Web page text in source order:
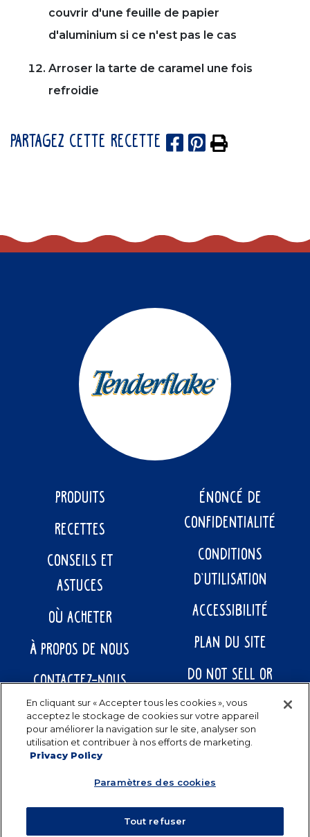
couvrir d'une feuille de papier
d'aluminium si ce n'est pas le cas
Arroser la tarte de caramel une fois
refroidie
PARTAGEZ CETTE RECETTE
PRODUITS
RECETTES
CONSEILS ET
ASTUCES
OÙ ACHETER
À PROPOS DE NOUS
CONTACTEZ-NOUS
ÉNONCÉ DE
CONFIDENTIALITÉ
CONDITIONS
D’UTILISATION
ACCESSIBILITÉ
PLAN DU SITE
DO NOT SELL OR
SHARE MY PERSONAL
INFORMATION
En cliquant sur « Accepter tous les cookies », vous
acceptez le stockage de cookies sur votre appareil
pour améliorer la navigation sur le site, analyser son
utilisation et contribuer à nos efforts de marketing.
Privacy Policy
Paramètres des cookies
Tout refuser